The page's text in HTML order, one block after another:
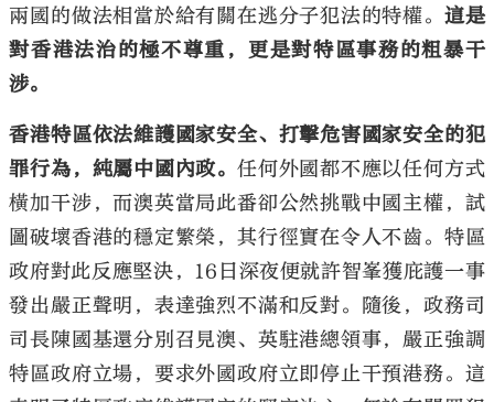
兩國的做法相當於給有關在逃分子犯法的特權。 這是
對香港法治的極不尊重，更是對特區事務的粗暴干
涉。
香港特區依法維護國家安全、打擊危害國家安全的犯
罪行為，純屬中國內政。 任何外國都不應以任何方式
橫加干涉，而澳英當局此番卻公然挑戰中國主權，試
圖破壞香港的穩定繁榮，其行徑實在令人不齒。特區
政府對此反應堅決，16日深夜便就許智峯獲庇護一事
發出嚴正聲明，表達強烈不滿和反對。隨後，政務司
司長陳國基還分別召見澳、英駐港總領事，嚴正強調
特區政府立場，要求外國政府立即停止干預港務。這